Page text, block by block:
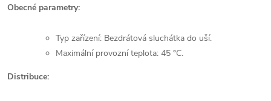
Obecné parametry:
Typ zařízení: Bezdrátová sluchátka do uší.
Maximální provozní teplota: 45 °C.
Distribuce: